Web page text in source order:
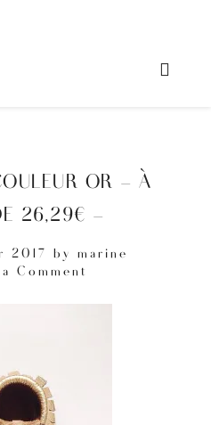
OR – À
26,29€ –
2017 by marine
Comment